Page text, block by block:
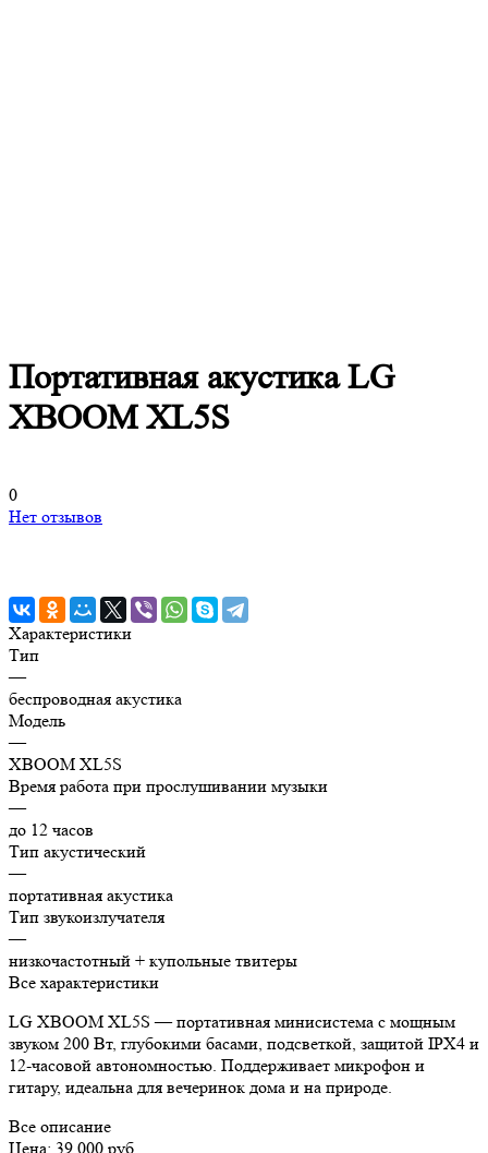
Портативная акустика LG
XBOOM XL5S
0
Нет отзывов
Характеристики
Тип
—
беспроводная акустика
Модель
—
XBOOM XL5S
Время работа при прослушивании музыки
—
до 12 часов
Тип акустический
—
портативная акустика
Тип звукоизлучателя
—
низкочастотный + купольные твитеры
Все характеристики
LG XBOOM XL5S — портативная минисистема с мощным
звуком 200 Вт, глубокими басами, подсветкой, защитой IPX4 и
12-часовой автономностью. Поддерживает микрофон и
гитару, идеальна для вечеринок дома и на природе.
Все описание
Цена: 39 000 руб.